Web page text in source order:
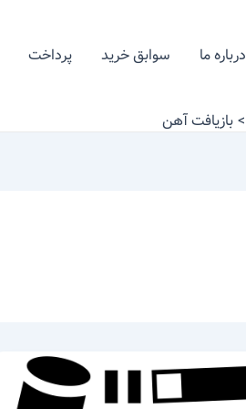
درباره ما سوابق خرید پرداخت
بازیافت آهن